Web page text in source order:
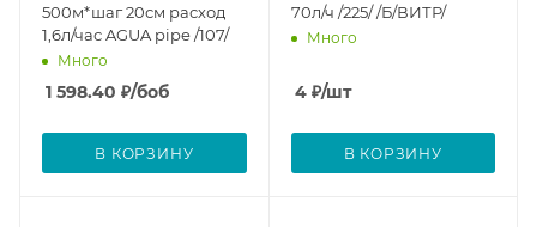
500м*шаг 20см расход
1,6л/час AGUA pipe /107/
Много
1 598.40 ₽/боб
В КОРЗИНУ
70л/ч /225/ /Б/ВИТР/
Много
4₽/шт
В КОРЗИНУ